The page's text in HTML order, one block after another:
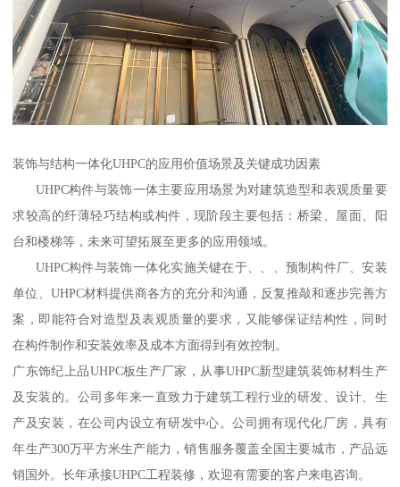
装饰与结构一体化UHPC的应用价值场景及关键成功因素
UHPC构件与装饰一体主要应用场景为对建筑造型和表观质量要
求较高的纤薄轻巧结构或构件，现阶段主要包括：桥梁、屋面、阳
台和楼梯等，未来可望拓展至更多的应用领域。
UHPC构件与装饰一体化实施关键在于、、、预制构件厂、安装
单位、UHPC材料提供商各方的充分和沟通，反复推敲和逐步完善方
案，即能符合对造型及表观质量的要求，又能够保证结构性，同时
在构件制作和安装效率及成本方面得到有效控制。
广东饰纪上品UHPC板生产厂家，从事UHPC新型建筑装饰材料生产
及安装的。公司多年来一直致力于建筑工程行业的研发、设计、生
产及安装，在公司内设立有研发中心。公司拥有现代化厂房，具有
年生产300万平方米生产能力，销售服务覆盖全国主要城市，产品远
销国外。长年承接UHPC工程装修，欢迎有需要的客户来电咨询。